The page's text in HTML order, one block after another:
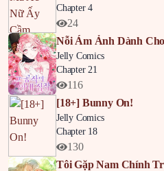
Chapter 4
24
Nỗi Ám Ảnh Dành
Jelly Comics
Chapter 21
116
[18+] Bunny On!
Jelly Comics
Chapter 18
130
Tôi Gặp Nam Chính